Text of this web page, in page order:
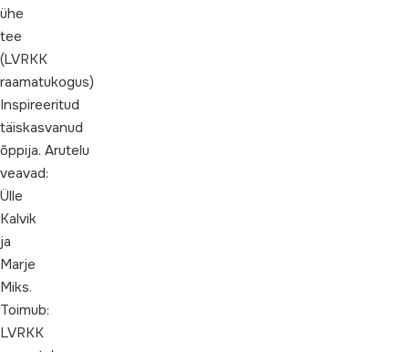
ühe
tee
(LVRKK
raamatukogus)
Inspireeritud
täiskasvanud
õppija. Arutelu
veavad:
Ülle
Kalvik
ja
Marje
Miks.
Toimub:
LVRKK